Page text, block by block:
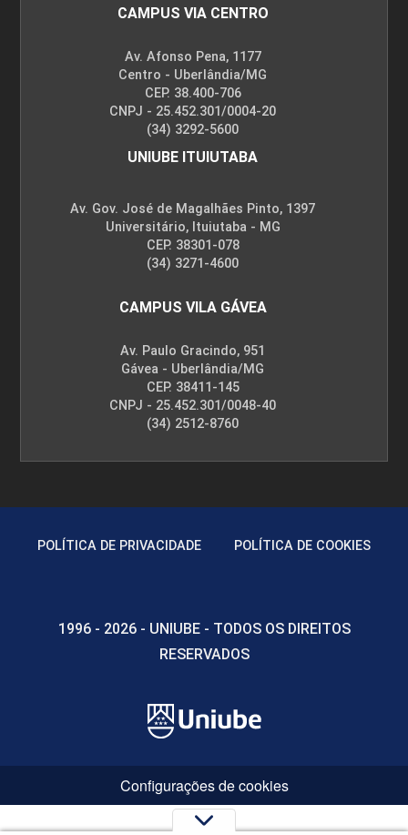
CAMPUS VIA CENTRO
Av. Afonso Pena, 1177
Centro - Uberlândia/MG
CEP. 38.400-706
CNPJ - 25.452.301/0004-20
(34) 3292-5600
UNIUBE ITUIUTABA
Av. Gov. José de Magalhães Pinto, 1397
Universitário, Ituiutaba - MG
CEP. 38301-078
(34) 3271-4600
CAMPUS VILA GÁVEA
Av. Paulo Gracindo, 951
Gávea - Uberlândia/MG
CEP. 38411-145
CNPJ - 25.452.301/0048-40
(34) 2512-8760
POLÍTICA DE PRIVACIDADE POLÍTICA DE COOKIES
1996 - 2026 - UNIUBE - TODOS OS DIREITOS
RESERVADOS
Configurações de cookies